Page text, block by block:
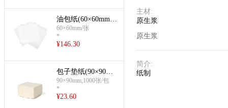
油包纸(60×60mm/
张)
60×60mm/张
*
¥146.30
包子垫纸(90×90m
m/张)
90×90mm;1000张/包
*
¥23.60
主材:
原生浆
原生浆
简介:
纸制